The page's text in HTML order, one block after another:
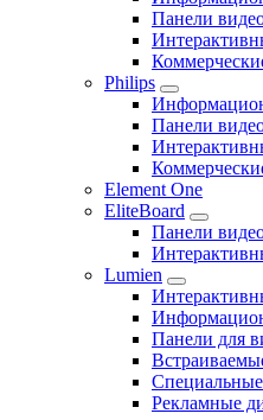
Панели
Philips
Панели
Element One
EliteBoard
Панели
Lumien
Панели для
Рекламные